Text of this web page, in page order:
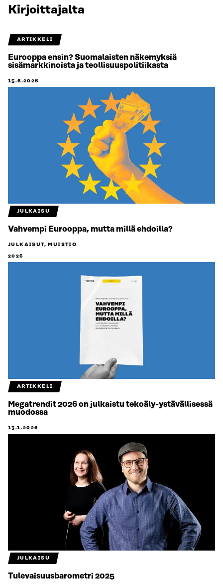
Kirjoittajalta
ARTIKKELI
Eurooppa ensin? Suomalaisten näkemyksiä
sisämarkkinoista ja teollisuuspolitiikasta
15.6.2026
JULKAISU
Vahvempi Eurooppa, mutta millä ehdoilla?
JULKAISUT, MUISTIO
2026
ARTIKKELI
Megatrendit 2026 on julkaistu tekoäly-ystävällisessä
muodossa
13.1.2026
JULKAISU
Tulevaisuusbarometri 2025